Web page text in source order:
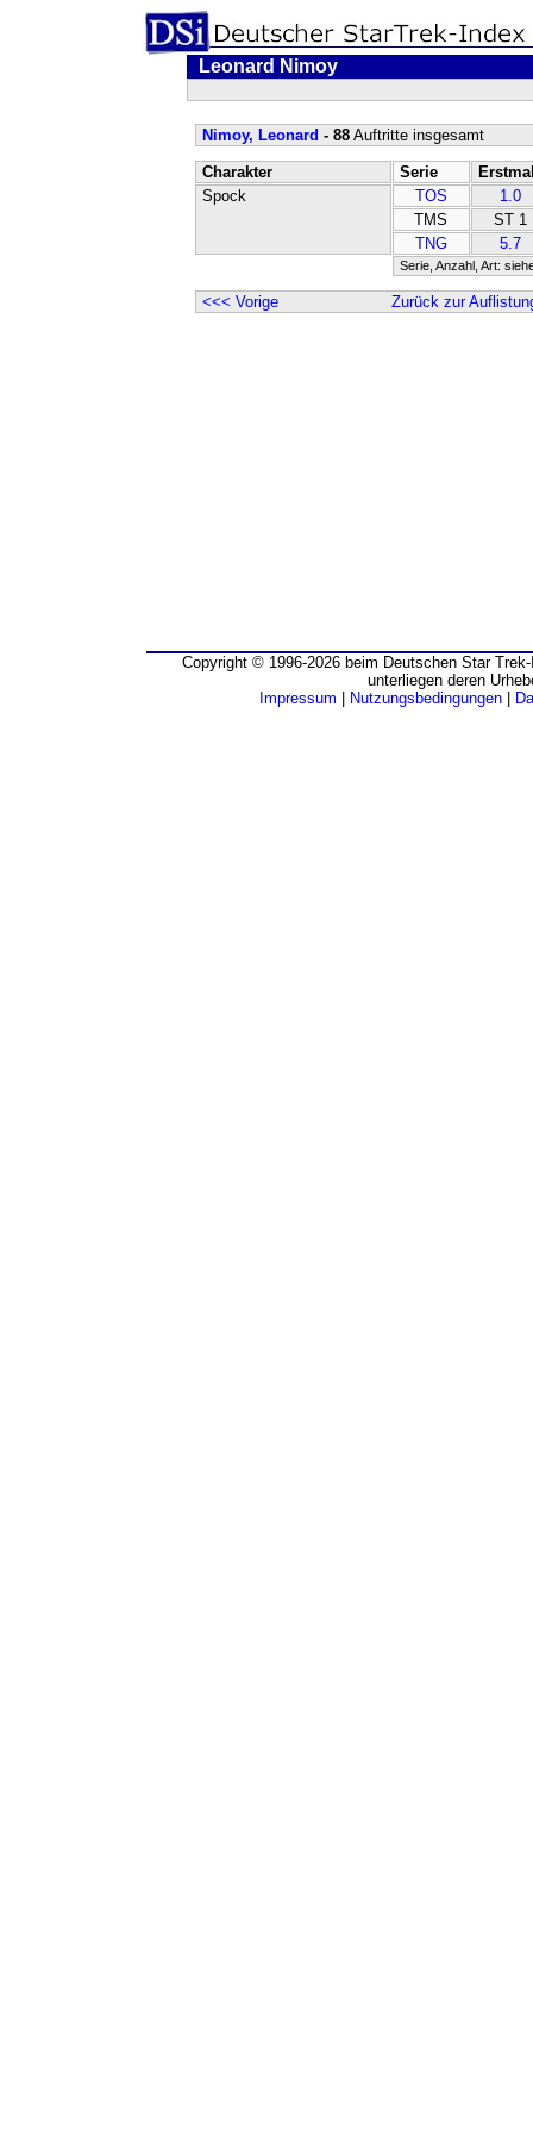
Leonard Nimoy
Nimoy, Leonard - 88Auftritte insgesamt
Charakter Serie
Spock
TOS
1.0
TMS
ST 1
TNG
5.7
Serie, Anzahl, Art:
<<< Vorige Zurück zur
Copyright © 1996-2026 beim Deutschen Star
unterliegen deren
Impressum
Nutzungsbedingungen